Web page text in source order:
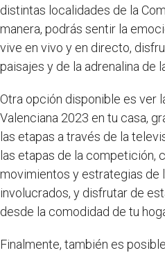
distintas localidades de la
manera, podrás sentir la
vive en vivo y en directo,
paisajes y de la adrenalina de
Otra opción disponible es ver
Valenciana 2023 en tu casa,
las etapas a través de la
las etapas de la competición,
movimientos y estrategias de
involucrados, y disfrutar de
desde la comodidad de tu
Finalmente, también es